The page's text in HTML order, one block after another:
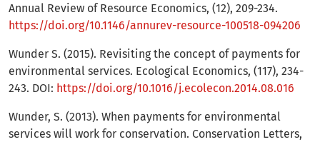
Annual Review of Resource Economics, (12), 209-234.
https://doi.org/10.1146/annurev-resource-100518-094206
Wunder S. (2015). Revisiting the concept of payments for
environmental services. Ecological Economics, (117), 234-
243. DOI: https://doi.org/10.1016/j.ecolecon.2014.08.016
Wunder, S. (2013). When payments for environmental
services will work for conservation. Conservation Letters,